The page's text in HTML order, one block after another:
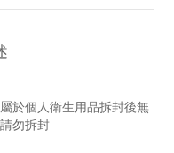
於個人衛生用品拆封後無
勿拆封